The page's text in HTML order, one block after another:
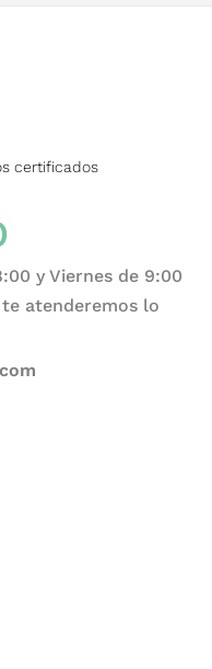
certificados
y Viernes de 9:00
atenderemos lo